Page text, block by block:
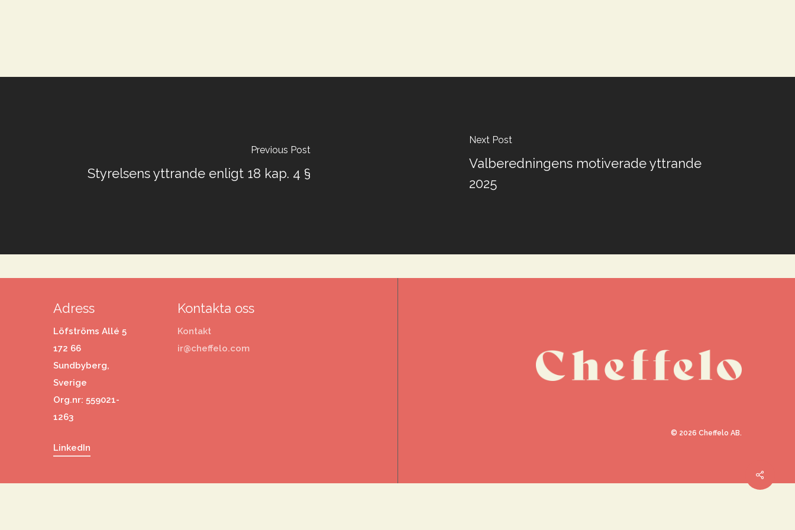
Previous Post
Styrelsens yttrande enligt 18 kap. 4 §
Next Post
Valberedningens motiverade yttrande
2025
Adress
Löfströms Allé 5
172 66
Sundbyberg,
Sverige
Org.nr: 559021-
1263
Kontakta oss
Kontakt
ir@cheffelo.com
LinkedIn
© 2026 Cheffelo AB.